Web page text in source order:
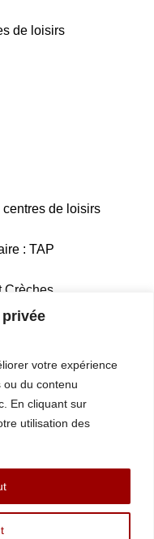
votre expérience
ou du contenu
En cliquant sur
utilisation des
de loisirs
de loisirs
: TAP
Crèches
repas